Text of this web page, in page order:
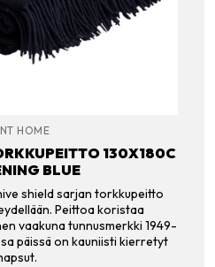
HOME
130X180C
BLUE
shield sarjan torkkupeitto
Peittoa koristaa
vaakuna tunnusmerkki 1949-
päissä on kauniisti kierretyt